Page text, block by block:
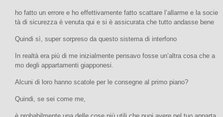
ho fatto un errore e ho effettivamente fatto scattare l’allarme e la socie
tà di sicurezza è venuta qui e si è assicurata che tutto andasse bene
Quindi sì, super sorpreso da questo sistema di interfono
In realtà era più di me inizialmente pensavo fosse un’altra cosa che a
mo degli appartamenti giapponesi.
Alcuni di loro hanno scatole per le consegne al primo piano?
Quindi, se sei come me,